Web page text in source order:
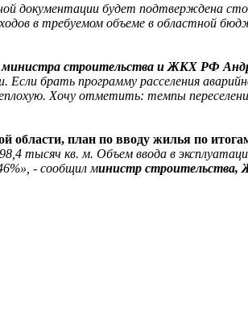
документации будет подтверждена
в требуемом объеме в областной
министра строительства и ЖКХ РФ
брать программу расселения
Хочу отметить: темпы
план по вводу жилья по
тысяч кв. м. Объем ввода в
- сообщил министр строительства,